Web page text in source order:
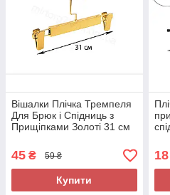
Вішалки Плічка Тремпеля
Для Брюк і Спідниць з
Прищіпками Золоті 31 см
45 ₴ 59 ₴
Купити
18